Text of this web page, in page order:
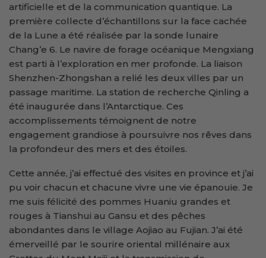
artificielle et de la communication quantique. La
première collecte d’échantillons sur la face cachée
de la Lune a été réalisée par la sonde lunaire
Chang’e 6. Le navire de forage océanique Mengxiang
est parti à l’exploration en mer profonde. La liaison
Shenzhen-Zhongshan a relié les deux villes par un
passage maritime. La station de recherche Qinling a
été inaugurée dans l’Antarctique. Ces
accomplissements témoignent de notre
engagement grandiose à poursuivre nos rêves dans
la profondeur des mers et des étoiles.
Cette année, j’ai effectué des visites en province et j’ai
pu voir chacun et chacune vivre une vie épanouie. Je
me suis félicité des pommes Huaniu grandes et
rouges à Tianshui au Gansu et des pêches
abondantes dans le village Aojiao au Fujian. J’ai été
émerveillé par le sourire oriental millénaire aux